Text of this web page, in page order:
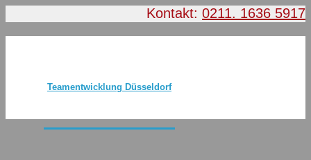
Kontakt: 0211. 1636 5917
Teamentwicklung Düsseldorf